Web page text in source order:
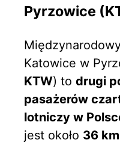
Pyrzowice
Katowice w
KTW) to drugi
pasażerów
lotniczy w
jest około 36